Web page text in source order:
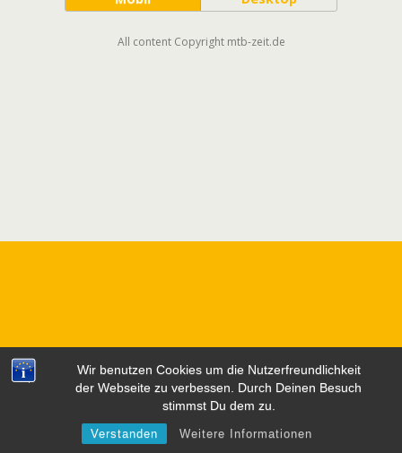
Wir benutzen Cookies um die Nutzerfreundlichkeit
der Webseite zu verbessen. Durch Deinen Besuch
stimmst Du dem zu.
Verstanden Weitere Informationen
All content Copyright mtb-zeit.de